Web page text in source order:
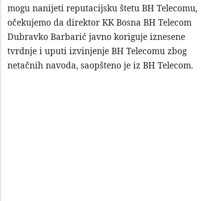
mogu nanijeti reputacijsku štetu BH Telecomu,
očekujemo da direktor KK Bosna BH Telecom
Dubravko Barbarić javno koriguje iznesene
tvrdnje i uputi izvinjenje BH Telecomu zbog
netačnih navoda, saopšteno je iz BH Telecom.